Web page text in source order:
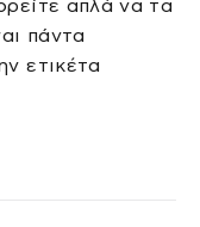
απλά να τα
πάντα
ετικέτα